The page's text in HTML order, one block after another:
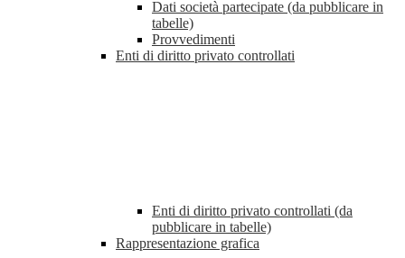
Dati società partecipate (da pubblicare in
tabelle)
Provvedimenti
Enti di diritto privato controllati
Enti di diritto privato controllati (da
pubblicare in tabelle)
Rappresentazione grafica